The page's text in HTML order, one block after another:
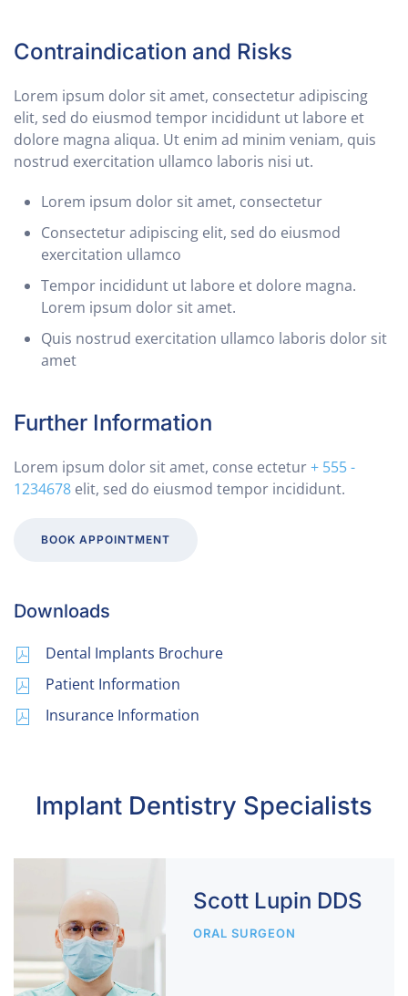
Contraindication and Risks
Lorem ipsum dolor sit amet, consectetur adipiscing
elit, sed do eiusmod tempor incididunt ut labore et
dolore magna aliqua. Ut enim ad minim veniam, quis
nostrud exercitation ullamco laboris nisi ut.
Lorem ipsum dolor sit amet, consectetur
Consectetur adipiscing elit, sed do eiusmod
exercitation ullamco
Tempor incididunt ut labore et dolore magna.
Lorem ipsum dolor sit amet.
Quis nostrud exercitation ullamco laboris dolor sit
amet
Further Information
Lorem ipsum dolor sit amet, conse ectetur+ 555 -
1234678 elit, sed do eiusmod tempor incididunt.
BOOK APPOINTMENT
Downloads
Dental Implants Brochure
Patient Information
Insurance Information
Implant Dentistry Specialists
Scott Lupin DDS
ORAL SURGEON